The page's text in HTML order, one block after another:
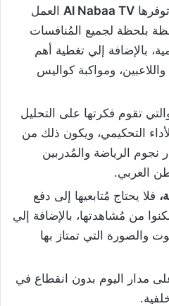
Al Nabaa TV العمل
بلحظة لجميع المُنافسات
بالإضافة إلي تغطية أهم
واللاعبين، ومواكبة كواليس
تقوم فكرتها على التحليل
التحكيمي، ويكون ذلك من
نجوم الرياضة والمُدربين
العربي.
فلا يحتاج مُتابعيها إلى دفع
من مُشاهدتها، بالإضافة إلي
والصورة التي تمتاز بها
مدار اليوم بدون انقطاع في